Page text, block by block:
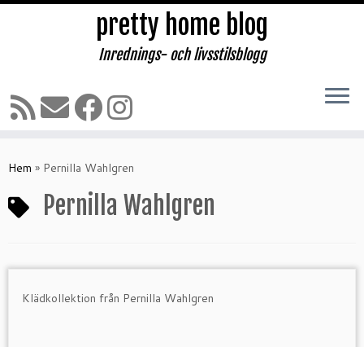
till
pretty home blog
Inrednings- och livsstilsblogg
Hem » Pernilla Wahlgren
Pernilla Wahlgren